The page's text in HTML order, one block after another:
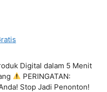
Digital dalam 5 Menit
PERINGATAN:
Stop Jadi Penonton!